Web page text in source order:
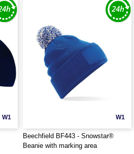
W1 W1
Beechfield BF443 - Snowstar®
Beanie with marking area